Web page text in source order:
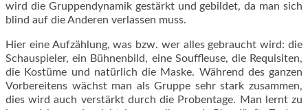
wird die Gruppendynamik gestärkt und gebildet, da man sich
blind auf die Anderen verlassen muss.
Hier eine Aufzählung, was bzw. wer alles gebraucht wird: die
Schauspieler, ein Bühnenbild, eine Souffleuse, die Requisiten,
die Kostüme und natürlich die Maske. Während des ganzen
Vorbereitens wächst man als Gruppe sehr stark zusammen,
dies wird auch verstärkt durch die Probentage. Man lernt zu